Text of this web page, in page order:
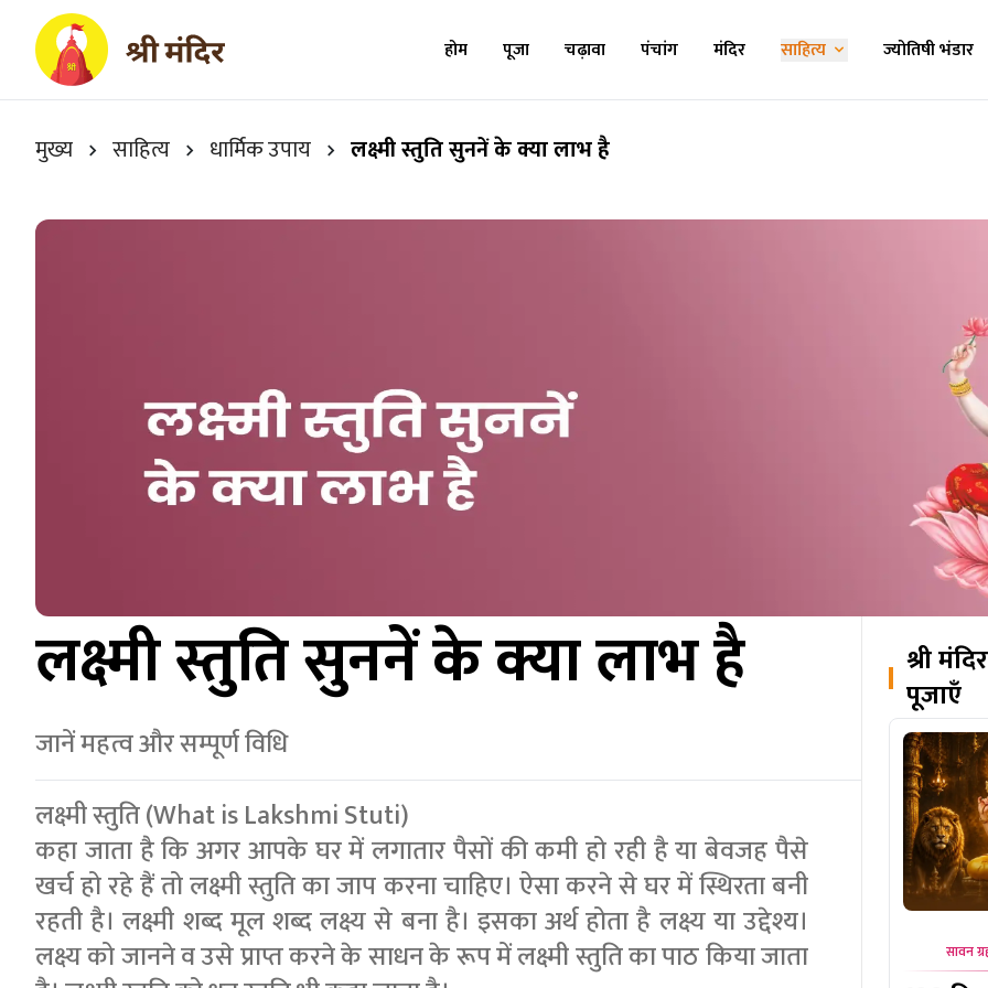
होम पूजा चढ़ावा पंचांग मंदिर साहित्य ज्योतिषी भंडार
मुख्य साहित्य धार्मिक उपाय लक्ष्मी स्तुति सुननें के क्या लाभ है
लक्ष्मी स्तुति सुननें के क्या लाभ है
जानें महत्व और सम्पूर्ण विधि
लक्ष्मी स्तुति (What is Lakshmi Stuti)
कहा जाता है कि अगर आपके घर में लगातार पैसों की कमी हो रही है या बेवजह पैसे
खर्च हो रहे हैं तो लक्ष्मी स्तुति का जाप करना चाहिए। ऐसा करने से घर में स्थिरता बनी
रहती है। लक्ष्मी शब्द मूल शब्द लक्ष्य से बना है। इसका अर्थ होता है लक्ष्य या उद्देश्य।
लक्ष्य को जानने व उसे प्राप्त करने के साधन के रूप में लक्ष्मी स्तुति का पाठ किया जाता
श्री
पूजाएँ
सावन